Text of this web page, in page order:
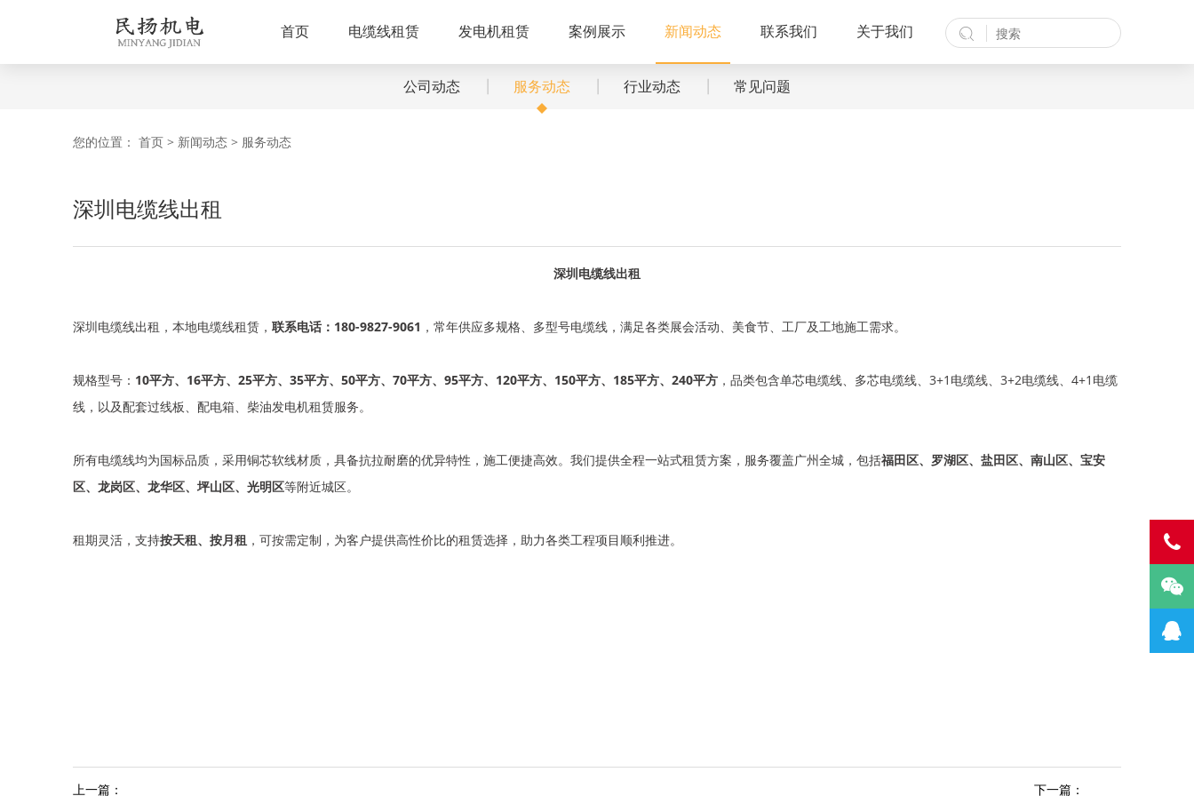
首页 电缆线租赁 发电机租赁 案例展示 新闻动态 联系我们 关于我们
公司动态 服务动态 行业动态 常见问题
您的位置： 首页 > 新闻动态 > 服务动态
深圳电缆线出租
深圳电缆线出租
深圳电缆线出租，本地电缆线租赁， 联系电话：180-9827-9061 ，常年供应多规格、多型号电缆线，满足各类展会活动、美食节、工厂及工地施工需求。
规格型号： 10平方、16平方、25平方、35平方、50平方、70平方、95平方、120平方、150平方、185平方、240平方 ，品类包含单芯电缆线、多芯电缆线、3+1电缆线、3+2电缆线、4+1电缆
线，以及配套过线板、配电箱、柴油发电机租赁服务。
所有电缆线均为国标品质，采用铜芯软线材质，具备抗拉耐磨的优异特性，施工便捷高效。我们提供全程一站式租赁方案，服务覆盖广州全城，包括福田区、罗湖区、盐田区、南山区、宝安
区、龙岗区、龙华区、坪山区、光明区等附近城区。
租期灵活，支持按天租、按月租 ，可按需定制，为客户提供高性价比的租赁选择，助力各类工程项目顺利推进。
上一篇： 下一篇：